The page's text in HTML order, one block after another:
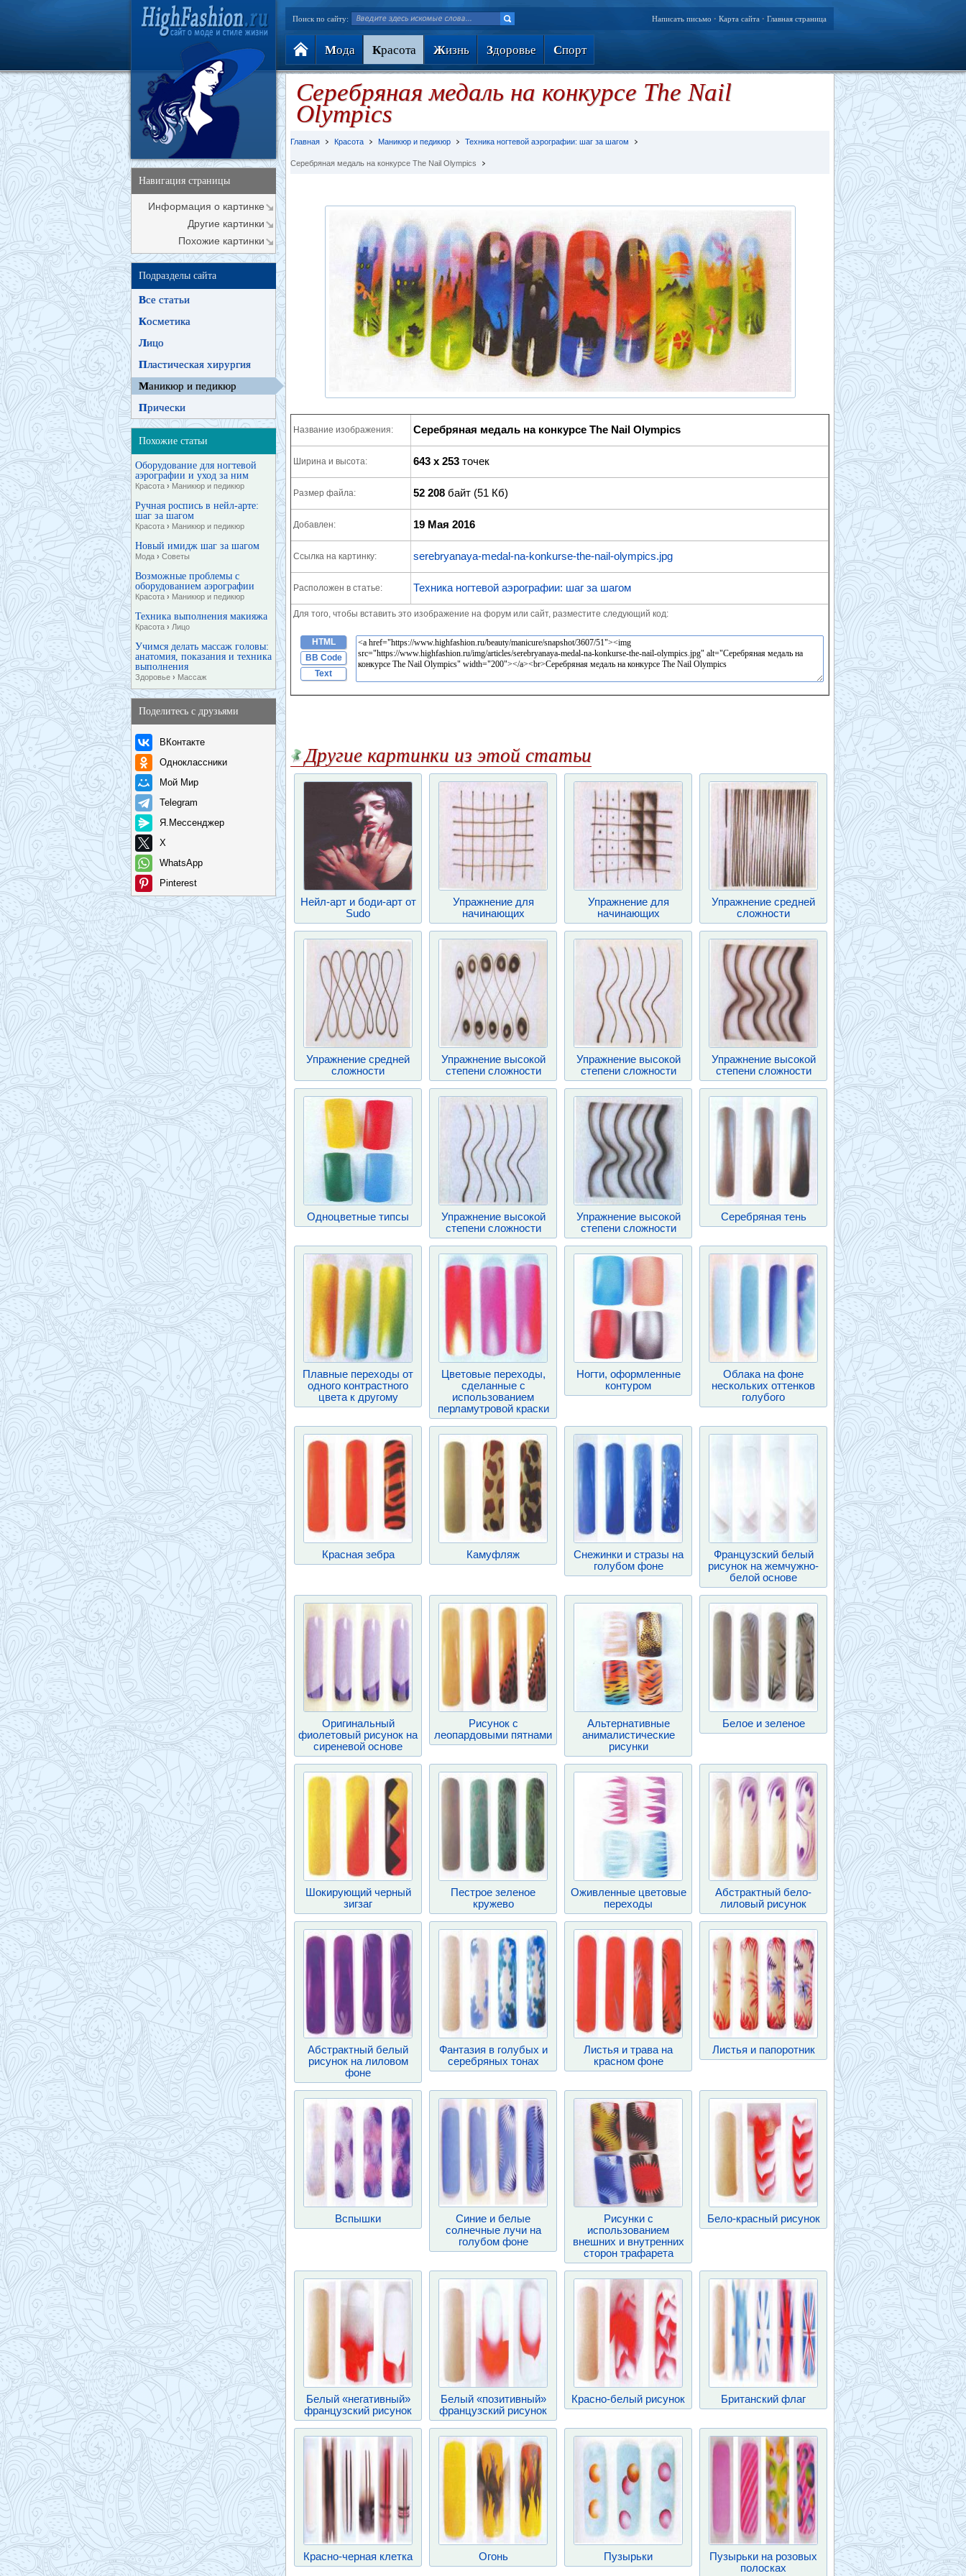
Поиск по сайту: Написать письмо • Карта сайта • Главная страница
Мода Красота Жизнь Здоровье Спорт
Навигация страницы
Информация о картинке
Другие картинки
Похожие картинки
Подразделы сайта
Все статьи
Косметика
Лицо
Пластическая хирургия
Маникюр и педикюр
Прически
Похожие статьи
Оборудование для ногтевой
аэрографии и уход за ним
Красота › Маникюр и педикюр
Ручная роспись в нейл-арте:
шаг за шагом
Красота › Маникюр и педикюр
Новый имидж шаг за шагом
Мода › Советы
Возможные проблемы с
оборудованием аэрографии
Красота › Маникюр и педикюр
Техника выполнения макияжа
Красота › Лицо
Учимся делать массаж головы:
анатомия, показания и техника
выполнения
Здоровье › Массаж
Поделитесь с друзьями
ВКонтакте
Одноклассники
Мой Мир
Telegram
Я.Мессенджер
X
WhatsApp
Pinterest
Серебряная медаль на конкурсе The Nail
Olympics
Главная Красота Маникюр и педикюр Техника ногтевой аэрографии: шаг за шагом
Серебряная медаль на конкурсе The Nail Olympics
Название изображения: Серебряная медаль на конкурсе The Nail Olympics
Ширина и высота: 643 x 253 точек
Размер файла: 52 208 байт (51 Кб)
Добавлен: 19 Мая 2016
Ссылка на картинку: serebryanaya-medal-na-konkurse-the-nail-olympics.jpg
Расположен в статье: Техника ногтевой аэрографии: шаг за шагом
Для того, чтобы вставить это изображение на форум или сайт, разместите следующий код:
HTML
BB Code
Text
Другие картинки из этой статьи
Нейл-арт и боди-арт от
Sudo
Упражнение для
начинающих
Упражнение для
начинающих
Упражнение средней
сложности
Упражнение средней
сложности
Упражнение высокой
степени сложности
Упражнение высокой
степени сложности
Упражнение высокой
степени сложности
Одноцветные типсы
Упражнение высокой
степени сложности
Упражнение высокой
степени сложности
Серебряная тень
Плавные переходы от
одного контрастного
цвета к другому
Цветовые переходы,
сделанные с
использованием
перламутровой краски
Ногти, оформленные
контуром
Облака на фоне
нескольких оттенков
голубого
Красная зебра Камуфляж
Снежинки и стразы на
голубом фоне
Французский белый
рисунок на жемчужно-
белой основе
Оригинальный
фиолетовый рисунок на
сиреневой основе
Рисунок с
леопардовыми пятнами
Альтернативные
анималистические
рисунки
Белое и зеленое
Шокирующий черный
зигзаг
Пестрое зеленое
кружево
Оживленные цветовые
переходы
Абстрактный бело-
лиловый рисунок
Абстрактный белый
рисунок на лиловом
фоне
Фантазия в голубых и
серебряных тонах
Листья и трава на
красном фоне
Листья и папоротник
Вспышки
Синие и белые
солнечные лучи на
голубом фоне
Рисунки с
использованием
внешних и внутренних
сторон трафарета
Бело-красный рисунок
Белый «негативный»
французский рисунок
Белый «позитивный»
французский рисунок
Красно-белый рисунок Британский флаг
Красно-черная клетка Огонь Пузырьки
Пузырьки на розовых
полосках